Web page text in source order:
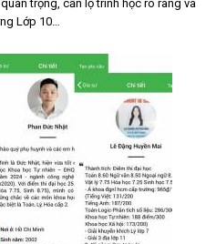
trọng, cần lộ trình học rõ ràng và
Lớp 10…